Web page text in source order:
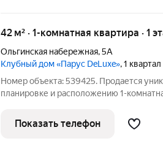
42 м² · 1-комнатная квартира · 1
Ольгинская набережная,5А
Клубный дом «Парус DeLuxe», 1
Номер объекта: 539425. Продается
планировке и расположению 1-
5а. Общая пл. 42 кв.м., кухня 10.8 кв.м.,
раздельный,
Показать телефон